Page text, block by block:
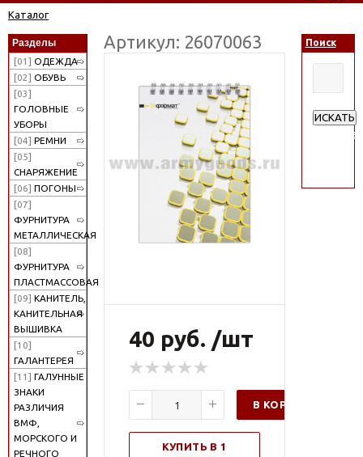
Каталог
Разделы
[01] ОДЕЖДА
[02] ОБУВЬ
[03]
ГОЛОВНЫЕ
УБОРЫ
[04] РЕМНИ
[05]
СНАРЯЖЕНИЕ
[06] ПОГОНЫ
[07]
ФУРНИТУРА
МЕТАЛЛИЧЕСКАЯ
[08]
ФУРНИТУРА
ПЛАСТМАССОВАЯ
[09] КАНИТЕЛЬ,
КАНИТЕЛЬНАЯ
ВЫШИВКА
[10]
ГАЛАНТЕРЕЯ
[11] ГАЛУННЫЕ
ЗНАКИ
РАЗЛИЧИЯ
ВМФ,
МОРСКОГО И
РЕЧНОГО
Артикул: 26070063
40 руб. /шт
В КОРЗИНУ
КУПИТЬ В 1
Поиск
ИСКАТЬ